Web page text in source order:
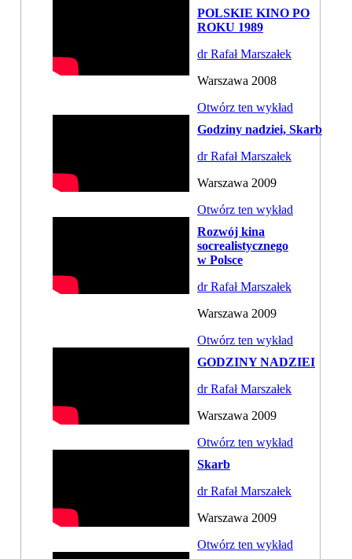
POLSKIE KINO PO
ROKU 1989
dr Rafał Marszałek
Warszawa 2008
Otwórz ten wykład
Godziny nadziei, Skarb
dr Rafał Marszałek
Warszawa 2009
Otwórz ten wykład
Rozwój kina
socrealistycznego
w Polsce
dr Rafał Marszałek
Warszawa 2009
Otwórz ten wykład
GODZINY NADZIEI
dr Rafał Marszałek
Warszawa 2009
Otwórz ten wykład
Skarb
dr Rafał Marszałek
Warszawa 2009
Otwórz ten wykład